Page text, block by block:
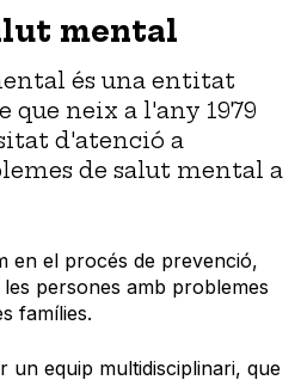
mental
és una entitat
que neix a l'any 1979
d'atenció a
de salut mental a
en el procés de prevenció,
persones amb problemes
famílies.
un equip multidisciplinari, que